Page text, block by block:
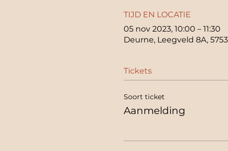
TIJD EN LOCATIE
05 nov 2023, 10:00 – 11:30
Deurne, Leegveld 8A,
Tickets
Soort ticket
Aanmelding